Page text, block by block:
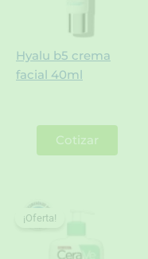
Hyalu b5 crema
facial 40ml
Cotizar
¡Oferta!
¡Oferta!